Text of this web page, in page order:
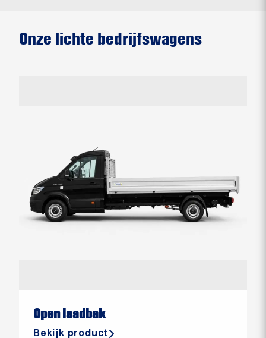
Onze lichte bedrijfswagens
Open laadbak
Bekijk product